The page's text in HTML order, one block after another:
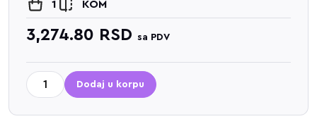
1 KOM
3,274.80 RSD sa PDV
Dodaj u korpu